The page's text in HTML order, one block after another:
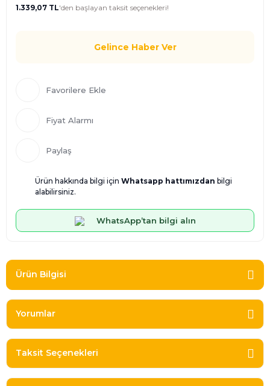
1.339,07 TL'den başlayan taksit seçenekleri!
Gelince Haber Ver
Fiyat Alarmı
Paylaş
Ürün hakkında bilgi için Whatsapp hattımızdan bilgi
alabilirsiniz.
WhatsApp’tan bilgi alın
Ürün Bilgisi
Yorumlar
Taksit Seçenekleri